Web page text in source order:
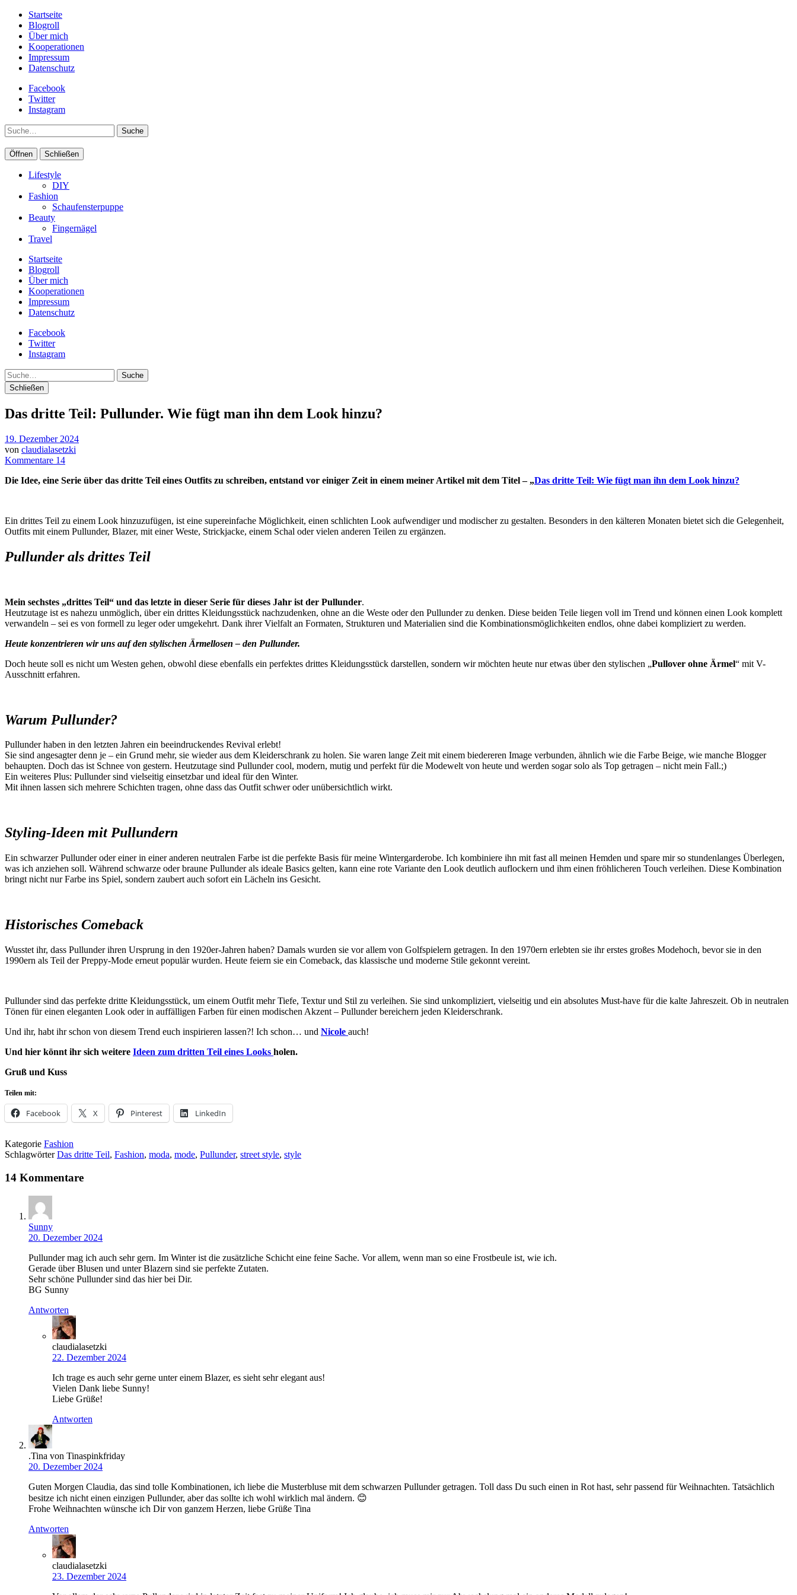
Startseite
Blogroll
Über mich
Kooperationen
Impressum
Datenschutz
Facebook
Twitter
Instagram
Suche
Öffnen Schließen
Lifestyle
DIY
Fashion
Schaufensterpuppe
Beauty
Fingernägel
Travel
Startseite
Blogroll
Über mich
Kooperationen
Impressum
Datenschutz
Facebook
Twitter
Instagram
Suche
Schließen
Das dritte Teil: Pullunder. Wie fügt man ihn dem Look hinzu?
19. Dezember 2024
von claudialasetzki
Kommentare 14
Die Idee, eine Serie über das dritte Teil eines Outfits zu schreiben, entstand vor einiger Zeit in einem meiner Artikel mit dem Titel – „Das dritte Teil: Wie fügt man ihn dem Look hinzu?
Ein drittes Teil zu einem Look hinzuzufügen, ist eine supereinfache Möglichkeit, einen schlichten Look aufwendiger und modischer zu gestalten. Besonders in den kälteren Monaten bietet sich die Gelegenheit,
Outfits mit einem Pullunder, Blazer, mit einer Weste, Strickjacke, einem Schal oder vielen anderen Teilen zu ergänzen.
Pullunder als drittes Teil
Mein sechstes „drittes Teil“ und das letzte in dieser Serie für dieses Jahr ist der Pullunder.
Heutzutage ist es nahezu unmöglich, über ein drittes Kleidungsstück nachzudenken, ohne an die Weste oder den Pullunder zu denken. Diese beiden Teile liegen voll im Trend und können einen Look komplett
verwandeln – sei es von formell zu leger oder umgekehrt. Dank ihrer Vielfalt an Formaten, Strukturen und Materialien sind die Kombinationsmöglichkeiten endlos, ohne dabei kompliziert zu werden.
Heute konzentrieren wir uns auf den stylischen Ärmellosen – den Pullunder.
Doch heute soll es nicht um Westen gehen, obwohl diese ebenfalls ein perfektes drittes Kleidungsstück darstellen, sondern wir möchten heute nur etwas über den stylischen „Pullover ohne Ärmel“ mit V-
Ausschnitt erfahren.
Warum Pullunder?
Pullunder haben in den letzten Jahren ein beeindruckendes Revival erlebt!
Sie sind angesagter denn je – ein Grund mehr, sie wieder aus dem Kleiderschrank zu holen. Sie waren lange Zeit mit einem biedereren Image verbunden, ähnlich wie die Farbe Beige, wie manche Blogger
behaupten. Doch das ist Schnee von gestern. Heutzutage sind Pullunder cool, modern, mutig und perfekt für die Modewelt von heute und werden sogar solo als Top getragen – nicht mein Fall.;)
Ein weiteres Plus: Pullunder sind vielseitig einsetzbar und ideal für den Winter.
Mit ihnen lassen sich mehrere Schichten tragen, ohne dass das Outfit schwer oder unübersichtlich wirkt.
Styling-Ideen mit Pullundern
Ein schwarzer Pullunder oder einer in einer anderen neutralen Farbe ist die perfekte Basis für meine Wintergarderobe. Ich kombiniere ihn mit fast all meinen Hemden und spare mir so stundenlanges Überlegen,
was ich anziehen soll. Während schwarze oder braune Pullunder als ideale Basics gelten, kann eine rote Variante den Look deutlich auflockern und ihm einen fröhlicheren Touch verleihen. Diese Kombination
bringt nicht nur Farbe ins Spiel, sondern zaubert auch sofort ein Lächeln ins Gesicht.
Historisches Comeback
Wusstet ihr, dass Pullunder ihren Ursprung in den 1920er-Jahren haben? Damals wurden sie vor allem von Golfspielern getragen. In den 1970ern erlebten sie ihr erstes großes Modehoch, bevor sie in den
1990ern als Teil der Preppy-Mode erneut populär wurden. Heute feiern sie ein Comeback, das klassische und moderne Stile gekonnt vereint.
Pullunder sind das perfekte dritte Kleidungsstück, um einem Outfit mehr Tiefe, Textur und Stil zu verleihen. Sie sind unkompliziert, vielseitig und ein absolutes Must-have für die kalte Jahreszeit. Ob in neutralen
Tönen für einen eleganten Look oder in auffälligen Farben für einen modischen Akzent – Pullunder bereichern jeden Kleiderschrank.
Und ihr, habt ihr schon von diesem Trend euch inspirieren lassen?! Ich schon… und Nicole auch!
Und hier könnt ihr sich weitere Ideen zum dritten Teil eines Looks holen.
Gruß und Kuss
Teilen mit:
Facebook X Pinterest LinkedIn
Kategorie Fashion
SchlagwörterDas dritte Teil, Fashion, moda, mode, Pullunder, street style, style
14 Kommentare
Sunny
20. Dezember 2024
Pullunder mag ich auch sehr gern. Im Winter ist die zusätzliche Schicht eine feine Sache. Vor allem, wenn man so eine Frostbeule ist, wie ich.
Gerade über Blusen und unter Blazern sind sie perfekte Zutaten.
Sehr schöne Pullunder sind das hier bei Dir.
BG Sunny
Antworten
claudialasetzki
22. Dezember 2024
Ich trage es auch sehr gerne unter einem Blazer, es sieht sehr elegant aus!
Vielen Dank liebe Sunny!
Liebe Grüße!
Antworten
.Tina von Tinaspinkfriday
20. Dezember 2024
Guten Morgen Claudia, das sind tolle Kombinationen, ich liebe die Musterbluse mit dem schwarzen Pullunder getragen. Toll dass Du such einen in Rot hast, sehr passend für Weihnachten. Tatsächlich
besitze ich nicht einen einzigen Pullunder, aber das sollte ich wohl wirklich mal ändern. 😊
Frohe Weihnachten wünsche ich Dir von ganzem Herzen, liebe Grüße Tina
Antworten
claudialasetzki
23. Dezember 2024